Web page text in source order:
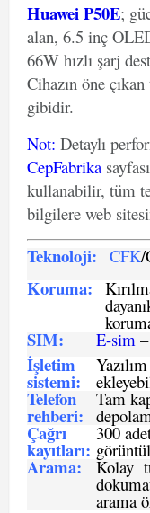
Huawei P50E;
alan, 6.5 inç
66W hızlı şarj
Cihazın öne
gibidir.
Not: Detaylı
CepFabrika
kullanabilir, tüm
bilgilere web
Teknoloji: CFK/
Koruma:
SIM: E-sim
İşletim
sistemi:
Telefon
rehberi:
Tam
Çağrı
kayıtları:
300
Arama: Kolay
arama